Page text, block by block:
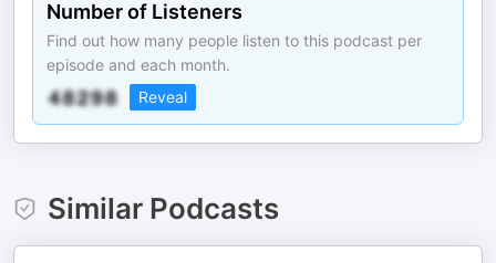
Number of Listeners
Find out how many people listen to this podcast per
episode and each month.
Reveal
Similar Podcasts